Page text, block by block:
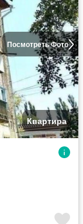
Посмотреть Фото
Квартира